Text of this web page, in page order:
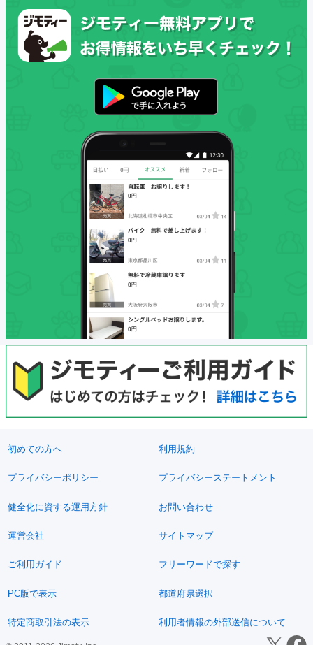
初めての方へ 利用規約
プライバシーポリシー プライバシーステートメント
健全化に資する運用方針 お問い合わせ
運営会社 サイトマップ
ご利用ガイド フリーワードで探す
PC版で表示 都道府県選択
特定商取引法の表示 利用者情報の外部送信について